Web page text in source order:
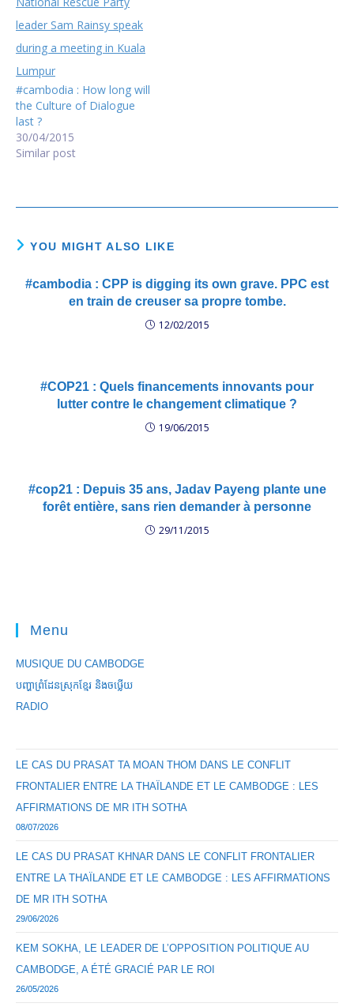
#cambodia : How long will
the Culture of Dialogue
last ?
30/04/2015
Similar post
YOU MIGHT ALSO LIKE
#cambodia : CPP is digging its own grave. PPC est
en train de creuser sa propre tombe.
12/02/2015
#COP21 : Quels financements innovants pour
lutter contre le changement climatique ?
19/06/2015
#cop21 : Depuis 35 ans, Jadav Payeng plante une
forêt entière, sans rien demander à personne
29/11/2015
Menu
MUSIQUE DU CAMBODGE
បញ្ហាព្រំដែនស្រុកខ្មែរ និងចឞ្លើយ
RADIO
LE CAS DU PRASAT TA MOAN THOM DANS LE CONFLIT
FRONTALIER ENTRE LA THAÏLANDE ET LE CAMBODGE : LES
AFFIRMATIONS DE MR ITH SOTHA
08/07/2026
LE CAS DU PRASAT KHNAR DANS LE CONFLIT FRONTALIER
ENTRE LA THAÏLANDE ET LE CAMBODGE : LES AFFIRMATIONS
DE MR ITH SOTHA
29/06/2026
KEM SOKHA, LE LEADER DE L’OPPOSITION POLITIQUE AU
CAMBODGE, A ÉTÉ GRACIÉ PAR LE ROI
26/05/2026